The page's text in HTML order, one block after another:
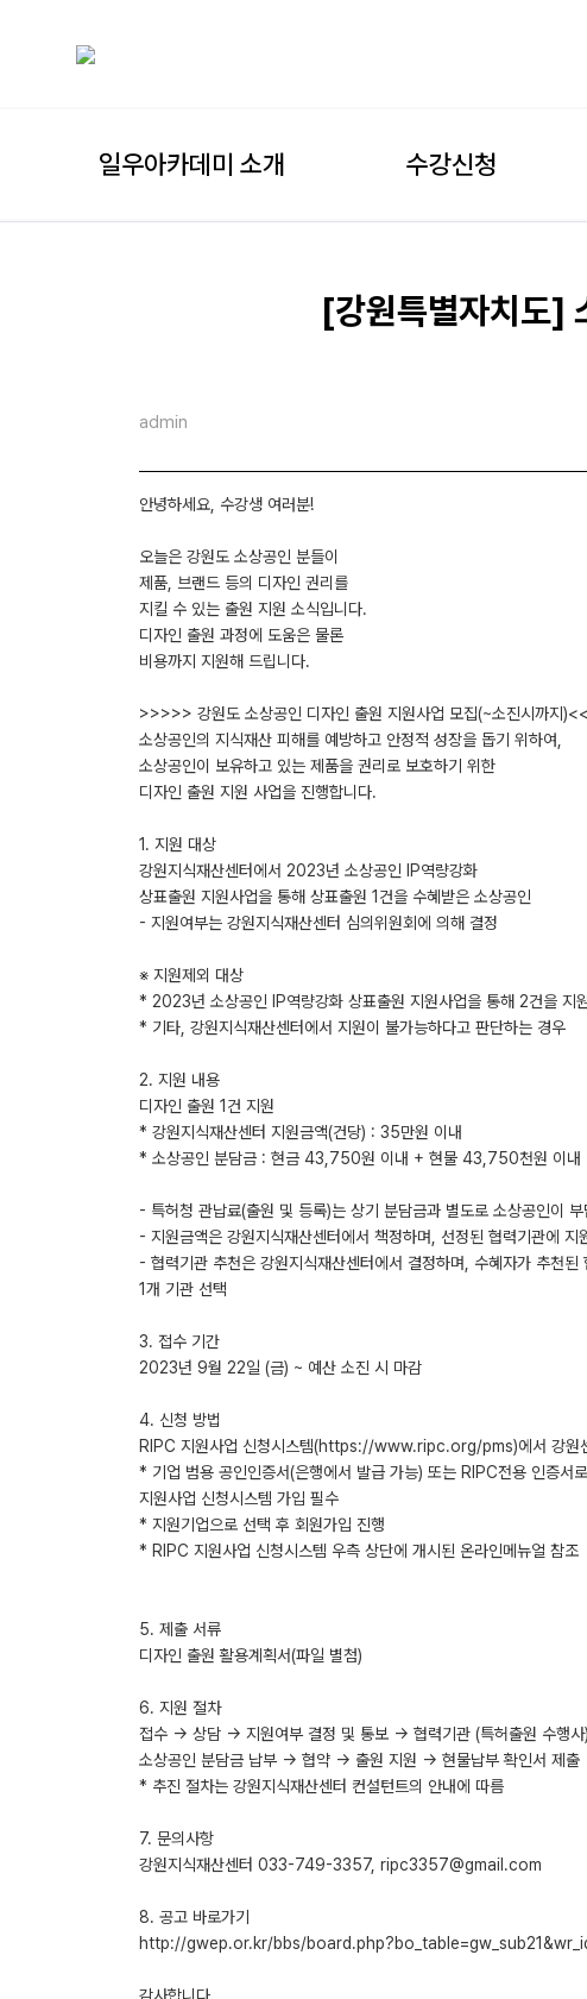
일우아카데미 소개 수강신청
[강원특별자치도]
admin
안녕하세요, 수강생 여러분!
오늘은 강원도 소상공인 분들이
제품, 브랜드 등의 디자인 권리를
지킬 수 있는 출원 지원 소식입니다.
디자인 출원 과정에 도움은 물론
비용까지 지원해 드립니다.
>>>>> 강원도 소상공인 디자인 출원 지원사업 모집(~소진시까지
소상공인의 지식재산 피해를 예방하고 안정적 성장을 돕기 위하여,
소상공인이 보유하고 있는 제품을 권리로 보호하기 위한
디자인 출원 지원 사업을 진행합니다.
1. 지원 대상
강원지식재산센터에서 2023년 소상공인 IP역량강화
상표출원 지원사업을 통해 상표출원 1건을 수혜받은 소상공인
- 지원여부는 강원지식재산센터 심의위원회에 의해 결정
※ 지원제외 대상
* 2023년 소상공인 IP역량강화 상표출원 지원사업을 통해 2건을 지
* 기타, 강원지식재산센터에서 지원이 불가능하다고 판단하는 경우
2. 지원 내용
디자인 출원 1건 지원
* 강원지식재산센터 지원금액(건당) : 35만원 이내
* 소상공인 분담금 : 현금 43,750원 이내 + 현물 43,750천원 이내
- 특허청 관납료(출원 및 등록)는 상기 분담금과 별도로 소상공인이 부
- 지원금액은 강원지식재산센터에서 책정하며, 선정된 협력기관에 지
- 협력기관 추천은 강원지식재산센터에서 결정하며, 수혜자가 추천된
1개 기관 선택
3. 접수 기간
2023년 9월 22일 (금) ~ 예산 소진 시 마감
4. 신청 방법
RIPC 지원사업 신청시스템(https://www.ripc.org/pms)에서 강원
* 기업 범용 공인인증서(은행에서 발급 가능) 또는 RIPC전용 인증서
지원사업 신청시스템 가입 필수
* 지원기업으로 선택 후 회원가입 진행
* RIPC 지원사업 신청시스템 우측 상단에 개시된 온라인메뉴얼 참조
5. 제출 서류
디자인 출원 활용계획서(파일 별첨)
6. 지원 절차
접수 → 상담 → 지원여부 결정 및 통보 → 협력기관 (특허출원 수행
소상공인 분담금 납부 → 협약 → 출원 지원 → 현물납부 확인서 제출
* 추진 절차는 강원지식재산센터 컨설턴트의 안내에 따름
7. 문의사항
강원지식재산센터 033-749-3357, ripc3357@gmail.com
8. 공고 바로가기
http://gwep.or.kr/bbs/